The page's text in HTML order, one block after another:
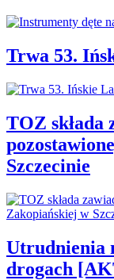
Trwa 53.
TOZ składa
Szczecinie
Utrudnienia
drogach